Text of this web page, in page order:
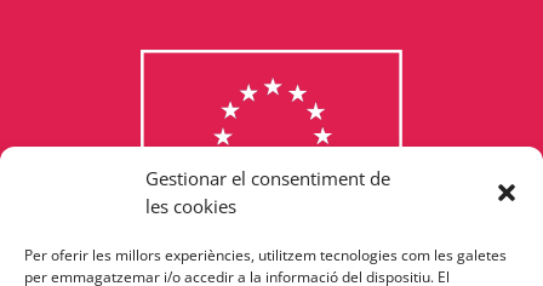
Gestionar el consentiment de
les cookies
Per oferir les millors experiències, utilitzem tecnologies com les galetes
per emmagatzemar i/o accedir a la informació del dispositiu. El
Consulta els programes